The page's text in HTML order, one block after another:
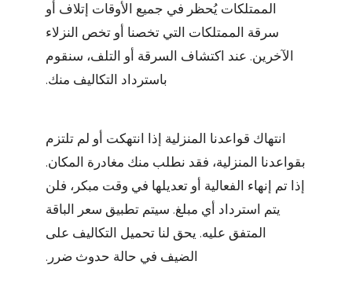
الممتلكات يُحظر في جميع الأوقات إتلاف أو
سرقة الممتلكات التي تخصنا أو تخص النزلاء
الآخرين. عند اكتشاف السرقة أو التلف، سنقوم
باسترداد التكاليف منك.
انتهاك قواعدنا المنزلية إذا انتهكت أو لم تلتزم
بقواعدنا المنزلية، فقد نطلب منك مغادرة المكان.
إذا تم إنهاء الفعالية أو تعديلها في وقت مبكر، فلن
يتم استرداد أي مبلغ. سيتم تطبيق سعر الباقة
المتفق عليه. يحق لنا تحميل التكاليف على
الضيف في حالة حدوث ضرر.